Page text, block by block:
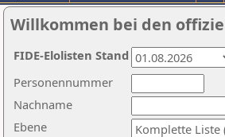
Willkommen bei den
Nachname
Ebene
Personennummer
FIDE-Elolisten Stand